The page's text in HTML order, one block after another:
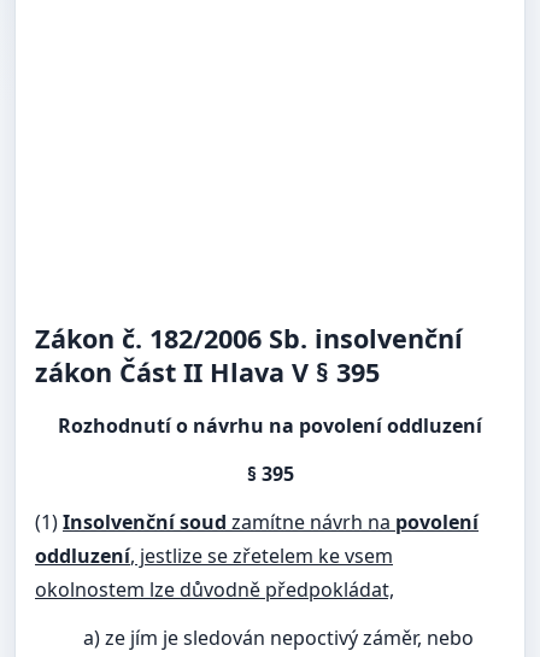
Zákon č. 182/2006 Sb. insolvenční
zákon Část II Hlava V § 395
Rozhodnutí o návrhu na povolení oddluzení
§ 395
(1)Insolvenční soud zamítne návrh na povolení
oddluzení, jestlize se zřetelem ke vsem
okolnostem lze důvodně předpokládat,
a) ze jím je sledován nepoctivý záměr, nebo